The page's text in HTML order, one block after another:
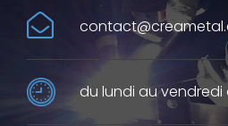
du lundi au vendredi